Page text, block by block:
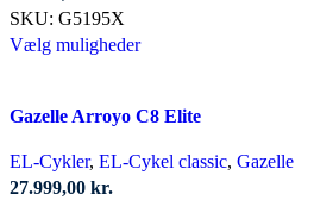
SKU: G5195X
Vælg mulighederDette
flere
Mulighederne
Gazelle Arroyo C8 Elite
EL-Cykler, EL-Cykel classic, Gazelle
27.999,00 kr.